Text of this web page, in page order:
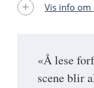
«Å lese
scene blir
Vis info om